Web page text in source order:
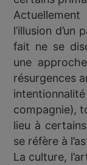
l’illusion
fait ne se
une
résurgences
compagnie),
lieu à
se réfère à
La culture,